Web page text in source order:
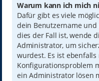
Warum kann ich mich
Dafür gibt es viele
dein Benutzername
dies der Fall ist, wende
Administrator, um
wurdest. Es ist ebenfalls
Konfigurationsproblem
ein Administrator lösen